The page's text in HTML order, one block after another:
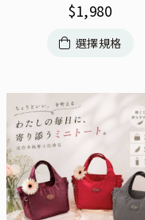
$1,980
選擇規格